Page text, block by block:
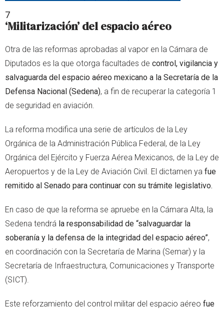
7
‘Militarización’ del espacio aéreo
Otra de las reformas aprobadas al vapor en la Cámara de
Diputados es la que otorga facultades de control, vigilancia y
salvaguarda del espacio aéreo mexicano a la Secretaría de la
Defensa Nacional (Sedena), a fin de recuperar la categoría 1
de seguridad en aviación.
La reforma modifica una serie de artículos de la Ley
Orgánica de la Administración Pública Federal, de la Ley
Orgánica del Ejército y Fuerza Aérea Mexicanos, de la Ley de
Aeropuertos y de la Ley de Aviación Civil. El dictamen ya fue
remitido al Senado para continuar con su trámite legislativo.
En caso de que la reforma se apruebe en la Cámara Alta, la
Sedena tendrá la responsabilidad de “salvaguardar la
soberanía y la defensa de la integridad del espacio aéreo”,
en coordinación con la Secretaría de Marina (Semar) y la
Secretaría de Infraestructura, Comunicaciones y Transporte
(SICT).
Este reforzamiento del control militar del espacio aéreo fue